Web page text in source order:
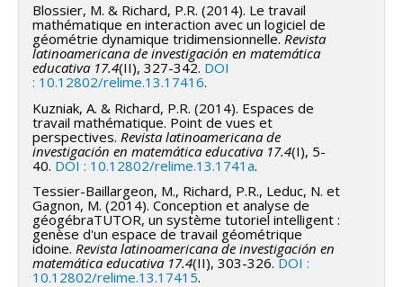
Blossier, M. & Richard, P.R. (2014). Le travail
mathématique en interaction avec un logiciel de
géométrie dynamique tridimensionnelle.Revista
latinoamericana de investigación en matemática
educativa 17.4(II), 327-342. DOI
: 10.12802/relime.13.17416.
Kuzniak, A. & Richard, P.R. (2014). Espaces de
travail mathématique. Point de vues et
perspectives. Revista latinoamericana de
investigación en matemática educativa 17.4(I), 5-
40. DOI : 10.12802/relime.13.1741a.
Tessier-Baillargeon, M., Richard, P.R., Leduc, N. et
Gagnon, M. (2014). Conception et analyse de
géogébraTUTOR, un système tutoriel intelligent :
genèse d'un espace de travail géométrique
idoine. Revista latinoamericana de investigación en
matemática educativa 17.4(II), 303-326.DOI :
10.12802/relime.13.17415.